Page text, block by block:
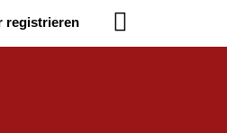
registrieren